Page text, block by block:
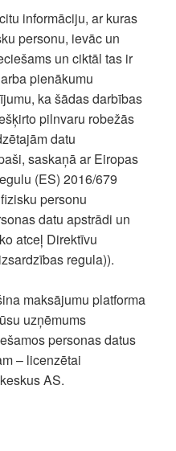
informāciju, ar kuras
personu, ievāc un
un ciktāl tas ir
pienākumu
ka šādas darbības
pilnvaru robežās
datu
saskaņā ar Eiropas
(ES) 2016/679
personu
datu apstrādi un
atceļ Direktīvu
regula)).
maksājumu platforma
uzņēmums
personas datus
– licenzētai
AS.